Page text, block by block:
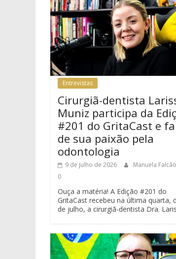
Entrevistas
Cirurgiã-dentista
Muniz participa da
#201 do GritaCast e
de sua paixão pela
odontologia
9 de julho de 2026
Manuela Falcão
0
Ouça a matéria! A Edição #201 do
GritaCast recebeu na última quarta,
de julho, a cirurgiã-dentista Dra.